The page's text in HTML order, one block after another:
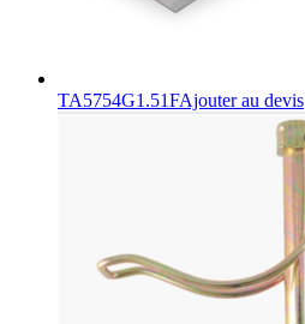
TA5754G1.51FAjouter au devis